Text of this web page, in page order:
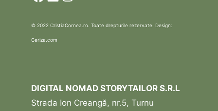
© 2022 CristiaCornea.ro. Toate drepturile rezervate. Design:
Ceriza.com
DIGITAL NOMAD STORYTAILOR S.R.L
Strada Ion Creangă, nr.5, Turnu